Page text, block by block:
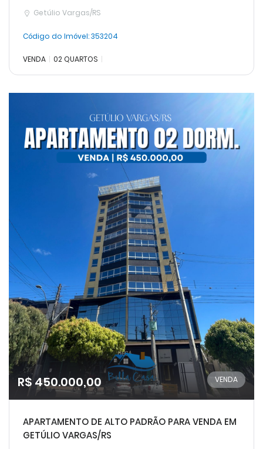
Getúlio Vargas/RS
Código do Imóvel:353204
VENDA 02 QUARTOS
R$ 450.000,00 VENDA
APARTAMENTO DE ALTO PADRÃO PARA VENDA EM
GETÚLIO VARGAS/RS